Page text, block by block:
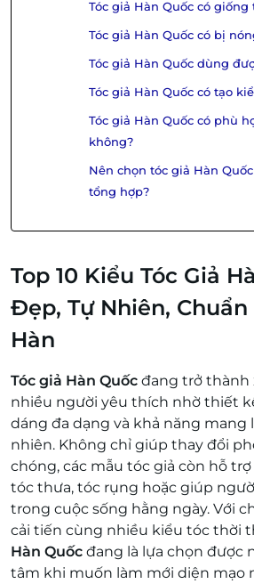
Tóc giả Hàn Quốc có
Tóc giả Hàn Quốc có bị
Tóc giả Hàn Quốc dùng
Tóc giả Hàn Quốc có tạo
Tóc giả Hàn Quốc có phù
không?
Nên chọn tóc giả Hàn
tổng hợp?
Top 10 Kiểu Tóc Giả
Đẹp, Tự Nhiên,
Hàn
Tóc giả Hàn Quốc đang trở thành
nhiều người yêu thích nhờ thiết
dáng đa dạng và khả năng mang
nhiên. Không chỉ giúp thay đổi
chóng, các mẫu tóc giả còn hỗ
tóc thưa, tóc rụng hoặc giúp
trong cuộc sống hằng ngày. Với
cải tiến cùng nhiều kiểu tóc thời
Hàn Quốc đang là lựa chọn được
tâm khi muốn làm mới diện mạo